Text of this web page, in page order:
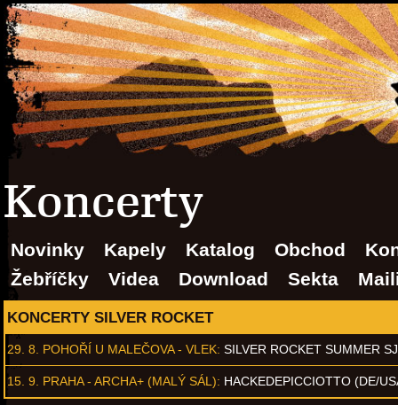
Koncerty
Novinky Kapely Katalog Obchod
Žebříčky
Videa Download Sekta
KONCERTY SILVER ROCKET
29. 8. POHOŘÍ U MALEČOVA - VLEK: SILVER ROCKET SUMMER
15. 9. PRAHA - ARCHA+ (MALÝ SÁL): HACKEDEPICCIOTTO (DE/